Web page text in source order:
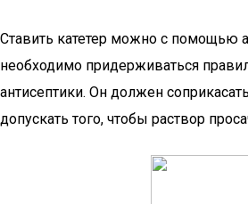
Ставить катетер можно с помощью
необходимо придерживаться
антисептики. Он должен
допускать того, чтобы раствор